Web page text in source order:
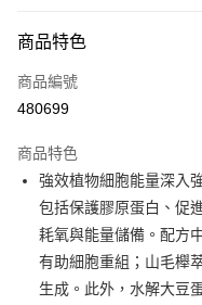
信用卡
Apple Pay
AlipayHK
PayMe
WeChat Pay
其他轉帳方式
商品特色
商品編號
480699
商品特色
強效植物細胞能量深入
包括保護膠原蛋白、促
耗氧與能量儲備。配方
有助細胞重組；山毛櫸
生成。此外，水解大豆